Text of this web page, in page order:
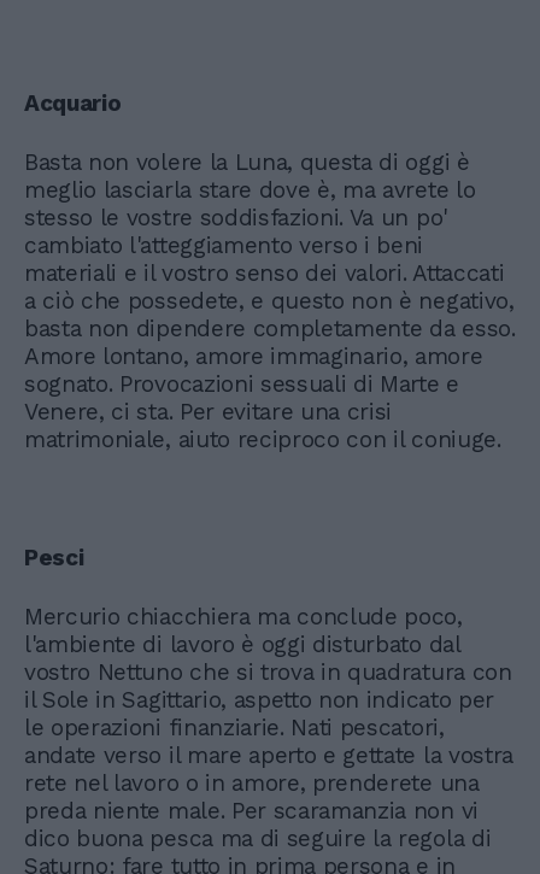
Acquario
Basta non volere la Luna, questa di oggi è
meglio lasciarla stare dove è, ma avrete lo
stesso le vostre soddisfazioni. Va un po'
cambiato l'atteggiamento verso i beni
materiali e il vostro senso dei valori. Attaccati
a ciò che possedete, e questo non è negativo,
basta non dipendere completamente da esso.
Amore lontano, amore immaginario, amore
sognato. Provocazioni sessuali di Marte e
Venere, ci sta. Per evitare una crisi
matrimoniale, aiuto reciproco con il coniuge.
Pesci
Mercurio chiacchiera ma conclude poco,
l'ambiente di lavoro è oggi disturbato dal
vostro Nettuno che si trova in quadratura con
il Sole in Sagittario, aspetto non indicato per
le operazioni finanziarie. Nati pescatori,
andate verso il mare aperto e gettate la vostra
rete nel lavoro o in amore, prenderete una
preda niente male. Per scaramanzia non vi
dico buona pesca ma di seguire la regola di
Saturno: fare tutto in prima persona e in